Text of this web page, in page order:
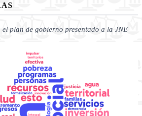
el plan de gobierno presentado a la JNE